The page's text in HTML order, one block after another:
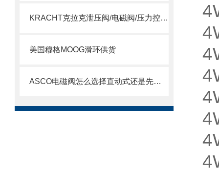
KRACHT克拉克泄压阀/电磁阀/压力控制阀选型指南
美国穆格MOOG滑环供货
ASCO电磁阀怎么选择直动式还是先导式？